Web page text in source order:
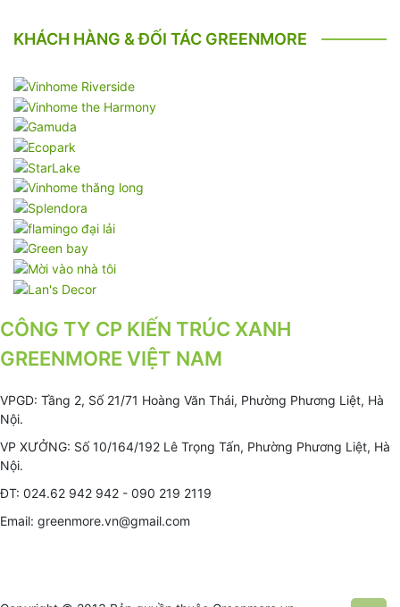
KHÁCH HÀNG & ĐỐI TÁC GREENMORE
CÔNG TY CP KIẾN TRÚC XANH
GREENMORE VIỆT NAM
VPGD: Tầng 2, Số 21/71 Hoàng Văn Thái, Phường Phương Liệt, Hà
Nội.
VP XƯỞNG: Số 10/164/192 Lê Trọng Tấn, Phường Phương Liệt, Hà
Nội.
ĐT: 024.62 942 942 - 090 219 2119
Email: greenmore.vn@gmail.com